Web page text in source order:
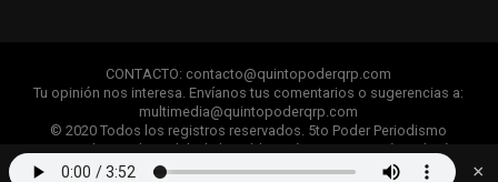
CONTACTO: contacto@quintopoderqrp.com
Tu opinión nos interesa. Envíanos tus comentarios o sugerencias a:
multimedia@quintopoderqrp.com
© 2020 Todos los registros reservados. 5to Poder Periodismo
ConSentido Queda prohibida la publicación, retransmisión, edición y
cualquier uso de los contenidos sin permiso previo.
×